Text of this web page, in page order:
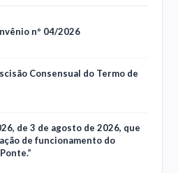
nº 04/2026
Consensual do Termo de
de 3 de agosto de 2026, que
de funcionamento do